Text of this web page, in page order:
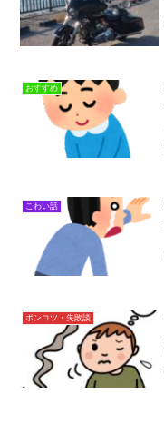
おすすめ
こわい話
ポンコツ・失敗談